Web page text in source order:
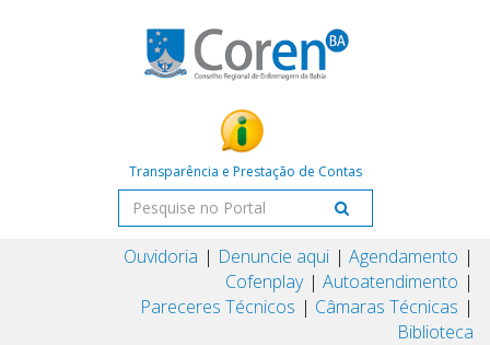
Transparência e Prestação de Contas
Ouvidoria Denuncie aqui
Agendamento
Cofenplay
Autoatendimento
Pareceres Técnicos
Câmaras Técnicas
Biblioteca